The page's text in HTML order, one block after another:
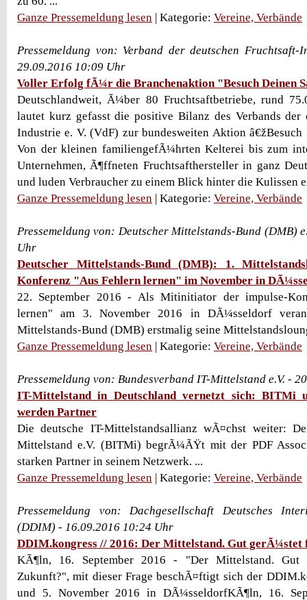
Ganze Pressemeldung lesen | Kategorie: Vereine, Verbände
Pressemeldung von: Verband der deutschen
29.09.2016 10:09 Uhr
Voller Erfolg fÃ¼r die Branchenaktion "Besuch Deinen
Deutschlandweit, Ã¼ber 80 Fruchtsaftbetriebe, rund
lautet kurz gefasst die positive Bilanz des Verbands der
Industrie e. V. (VdF) zur bundesweiten Aktion â€žBesuch
Von der kleinen familiengefÃ¼hrten Kelterei bis zum
Unternehmen, Ã¶ffneten Fruchtsafthersteller in ganz
und luden Verbraucher zu einem Blick hinter die Kulissen
Ganze Pressemeldung lesen | Kategorie: Vereine, Verbände
Pressemeldung von: Deutscher Mittelstands-Bund (DMB)
Uhr
Deutscher Mittelstands-Bund (DMB): 1.
Konferenz "Aus Fehlern lernen" im November in
22. September 2016 - Als Mitinitiator der impulse-
lernen" am 3. November 2016 in DÃ¼sseldorf
Mittelstands-Bund (DMB) erstmalig seine
Ganze Pressemeldung lesen | Kategorie: Vereine, Verbände
Pressemeldung von: Bundesverband IT-Mittelstand e.V. -
IT-Mittelstand in Deutschland vernetzt sich: BITMi
werden Partner
Die deutsche IT-Mittelstandsallianz wÃ¤chst weiter:
Mittelstand e.V. (BITMi) begrÃ¼ÃŸt mit der PDF
starken Partner in seinem Netzwerk. ...
Ganze Pressemeldung lesen | Kategorie: Vereine, Verbände
Pressemeldung von: Dachgesellschaft Deutsches
(DDIM) - 16.09.2016 10:24 Uhr
DDIM.kongress // 2016: Der Mittelstand. Gut
KÃ¶ln, 16. September 2016 - "Der Mittelstand.
Zukunft?", mit dieser Frage beschÃ¤ftigt sich der
und 5. November 2016 in DÃ¼sseldorfKÃ¶ln, 16.